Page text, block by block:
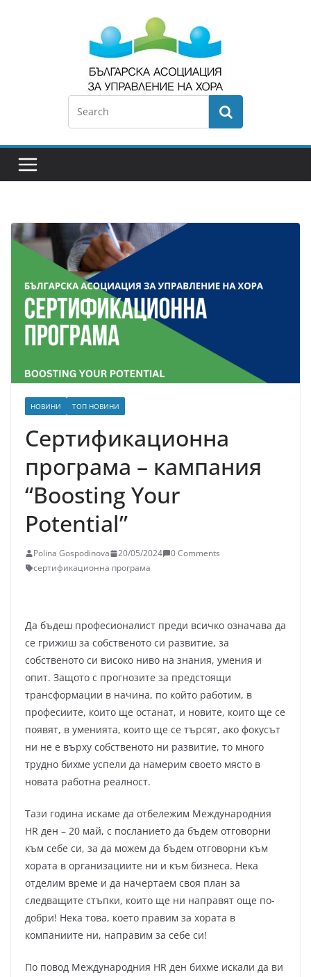
НОВИНИ ТОП НОВИНИ
Сертификационна
програма – кампания
“Boosting Your
Potential”
Polina Gospodinova 20/05/2024
0 Comments
сертификационна програма
Да бъдеш професионалист преди всичко означава да
се грижиш за собственото си развитие, за
собственото си високо ниво на знания, умения и
опит. Защото с прогнозите за предстоящи
трансформации в начина, по който работим, в
професиите, които ще останат, и новите, които ще се
появят, в уменията, които ще се търсят, ако фокусът
ни не е върху собственото ни развитие, то много
трудно бихме успели да намерим своето място в
новата работна реалност.
Тази година искаме да отбележим Международния
HR ден – 20 май, с посланието да бъдем отговорни
към себе си, за да можем да бъдем отговорни към
хората в организациите ни и към бизнеса. Нека
отделим време и да начертаем своя план за
следващите стъпки, които ще ни направят още по-
добри! Нека това, което правим за хората в
компаниите ни, направим за себе си!
По повод Международния HR ден бихме искали да ви